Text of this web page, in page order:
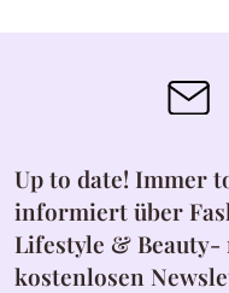
Up to date! Immer
informiert über
Lifestyle & Beauty-
kostenlosen